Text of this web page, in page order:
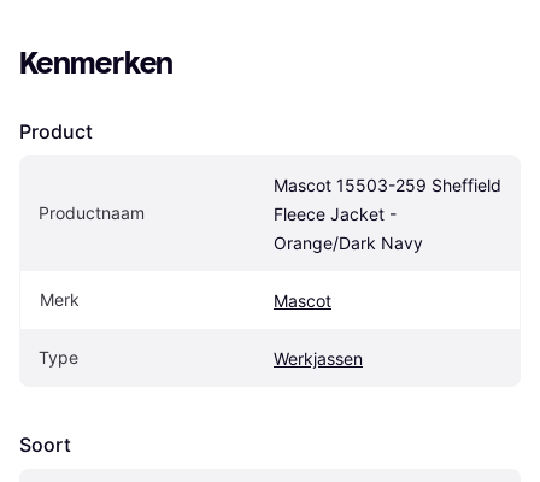
Kenmerken
Product
Productnaam
Mascot 15503-259 Sheffield
Fleece Jacket -
Orange/Dark Navy
Merk Mascot
Type Werkjassen
Soort